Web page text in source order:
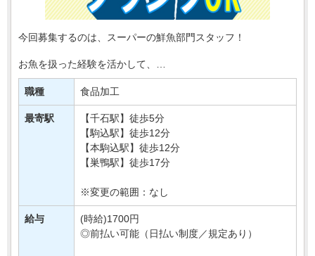
今回募集するのは、スーパーの鮮魚部門スタッフ！
お魚を扱った経験を活かして、
コツコツ×モクモクのシンプルWork！
⇒「接客はニガテ…」なんて方にもおススメですよ～♪
さらに、【16時まで】【年齢不問】【・・・
職種 食品加工
最寄駅
【千石駅】徒歩5分
【駒込駅】徒歩12分
【本駒込駅】徒歩12分
【巣鴨駅】徒歩17分
※変更の範囲：なし
給与
(時給)1700円
◎前払い可能（日払い制度／規定あり）